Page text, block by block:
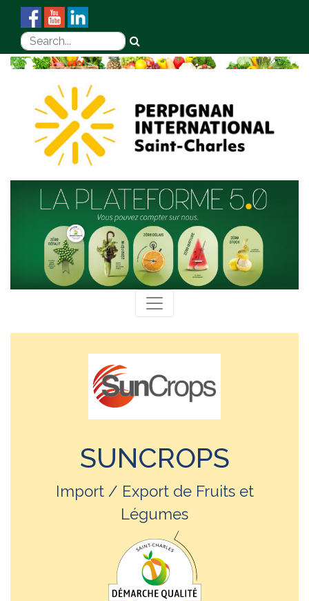
SUNCROPS
Import / Export de Fruits et
Légumes